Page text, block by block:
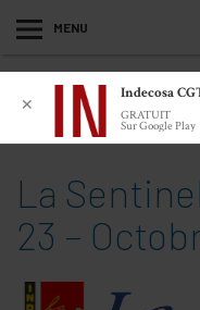
MENU
La
23 –
✕
Indecosa
GRATUIT
Sur Google Play